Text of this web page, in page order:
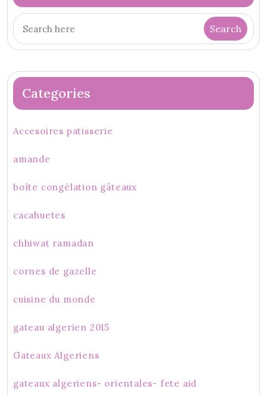
Categories
Accesoires patisserie
amande
boîte congélation gâteaux
cacahuetes
chhiwat ramadan
cornes de gazelle
cuisine du monde
gateau algerien 2015
Gateaux Algeriens
gateaux algeriens- orientales- fete aid